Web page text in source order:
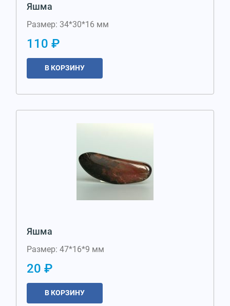
Яшма
Размер: 34*30*16 мм
110 ₽
В КОРЗИНУ
Яшма
Размер: 47*16*9 мм
20 ₽
В КОРЗИНУ